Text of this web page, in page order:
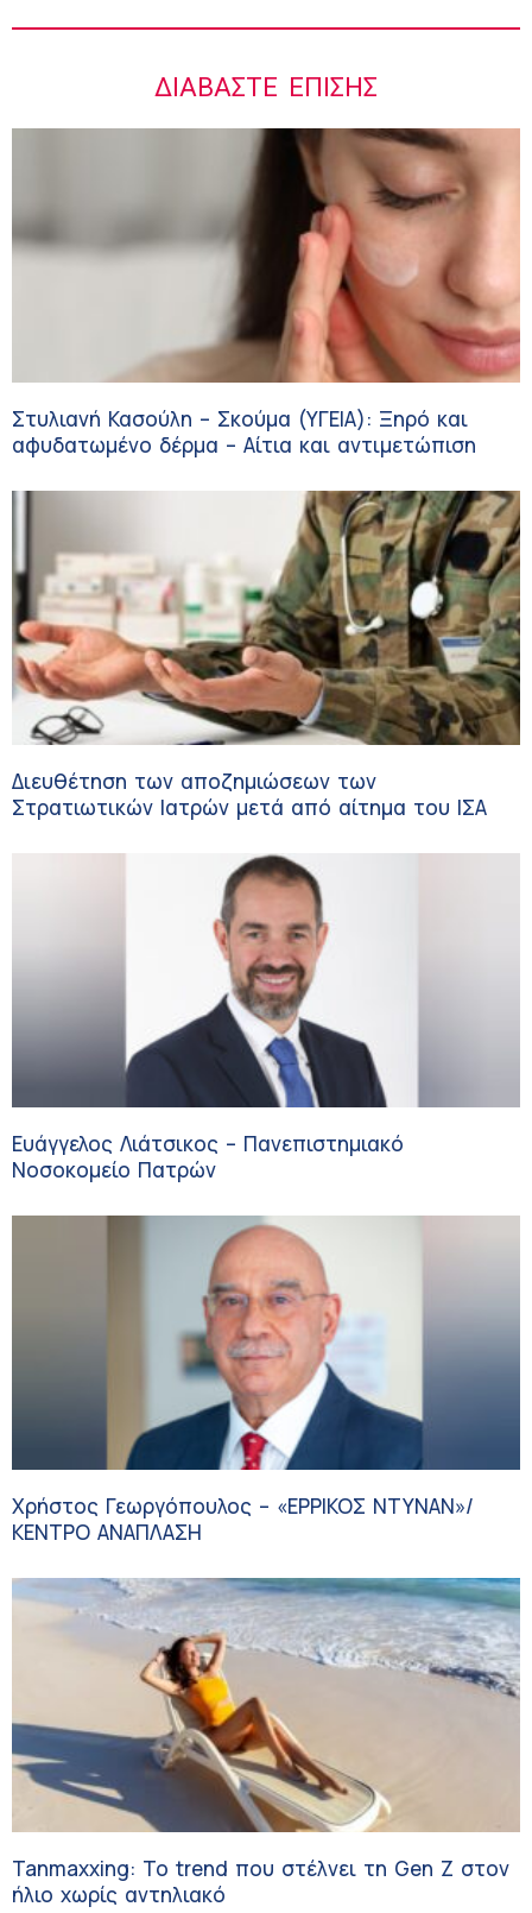
ΔΙΑΒΆΣΤΕ ΕΠΊΣΗΣ
Στυλιανή Κασούλη – Σκούμα (ΥΓΕΙΑ): Ξηρό και
αφυδατωμένο δέρμα – Αίτια και αντιμετώπιση
Διευθέτηση των αποζημιώσεων των
Στρατιωτικών Ιατρών μετά από αίτημα του ΙΣΑ
Ευάγγελος Λιάτσικος – Πανεπιστημιακό
Νοσοκομείο Πατρών
Χρήστος Γεωργόπουλος – «ΕΡΡΙΚΟΣ ΝΤΥΝΑΝ»/
ΚΕΝΤΡΟ ΑΝΑΠΛΑΣΗ
Tanmaxxing: To trend που στέλνει τη Gen Z στον
ήλιο χωρίς αντηλιακό